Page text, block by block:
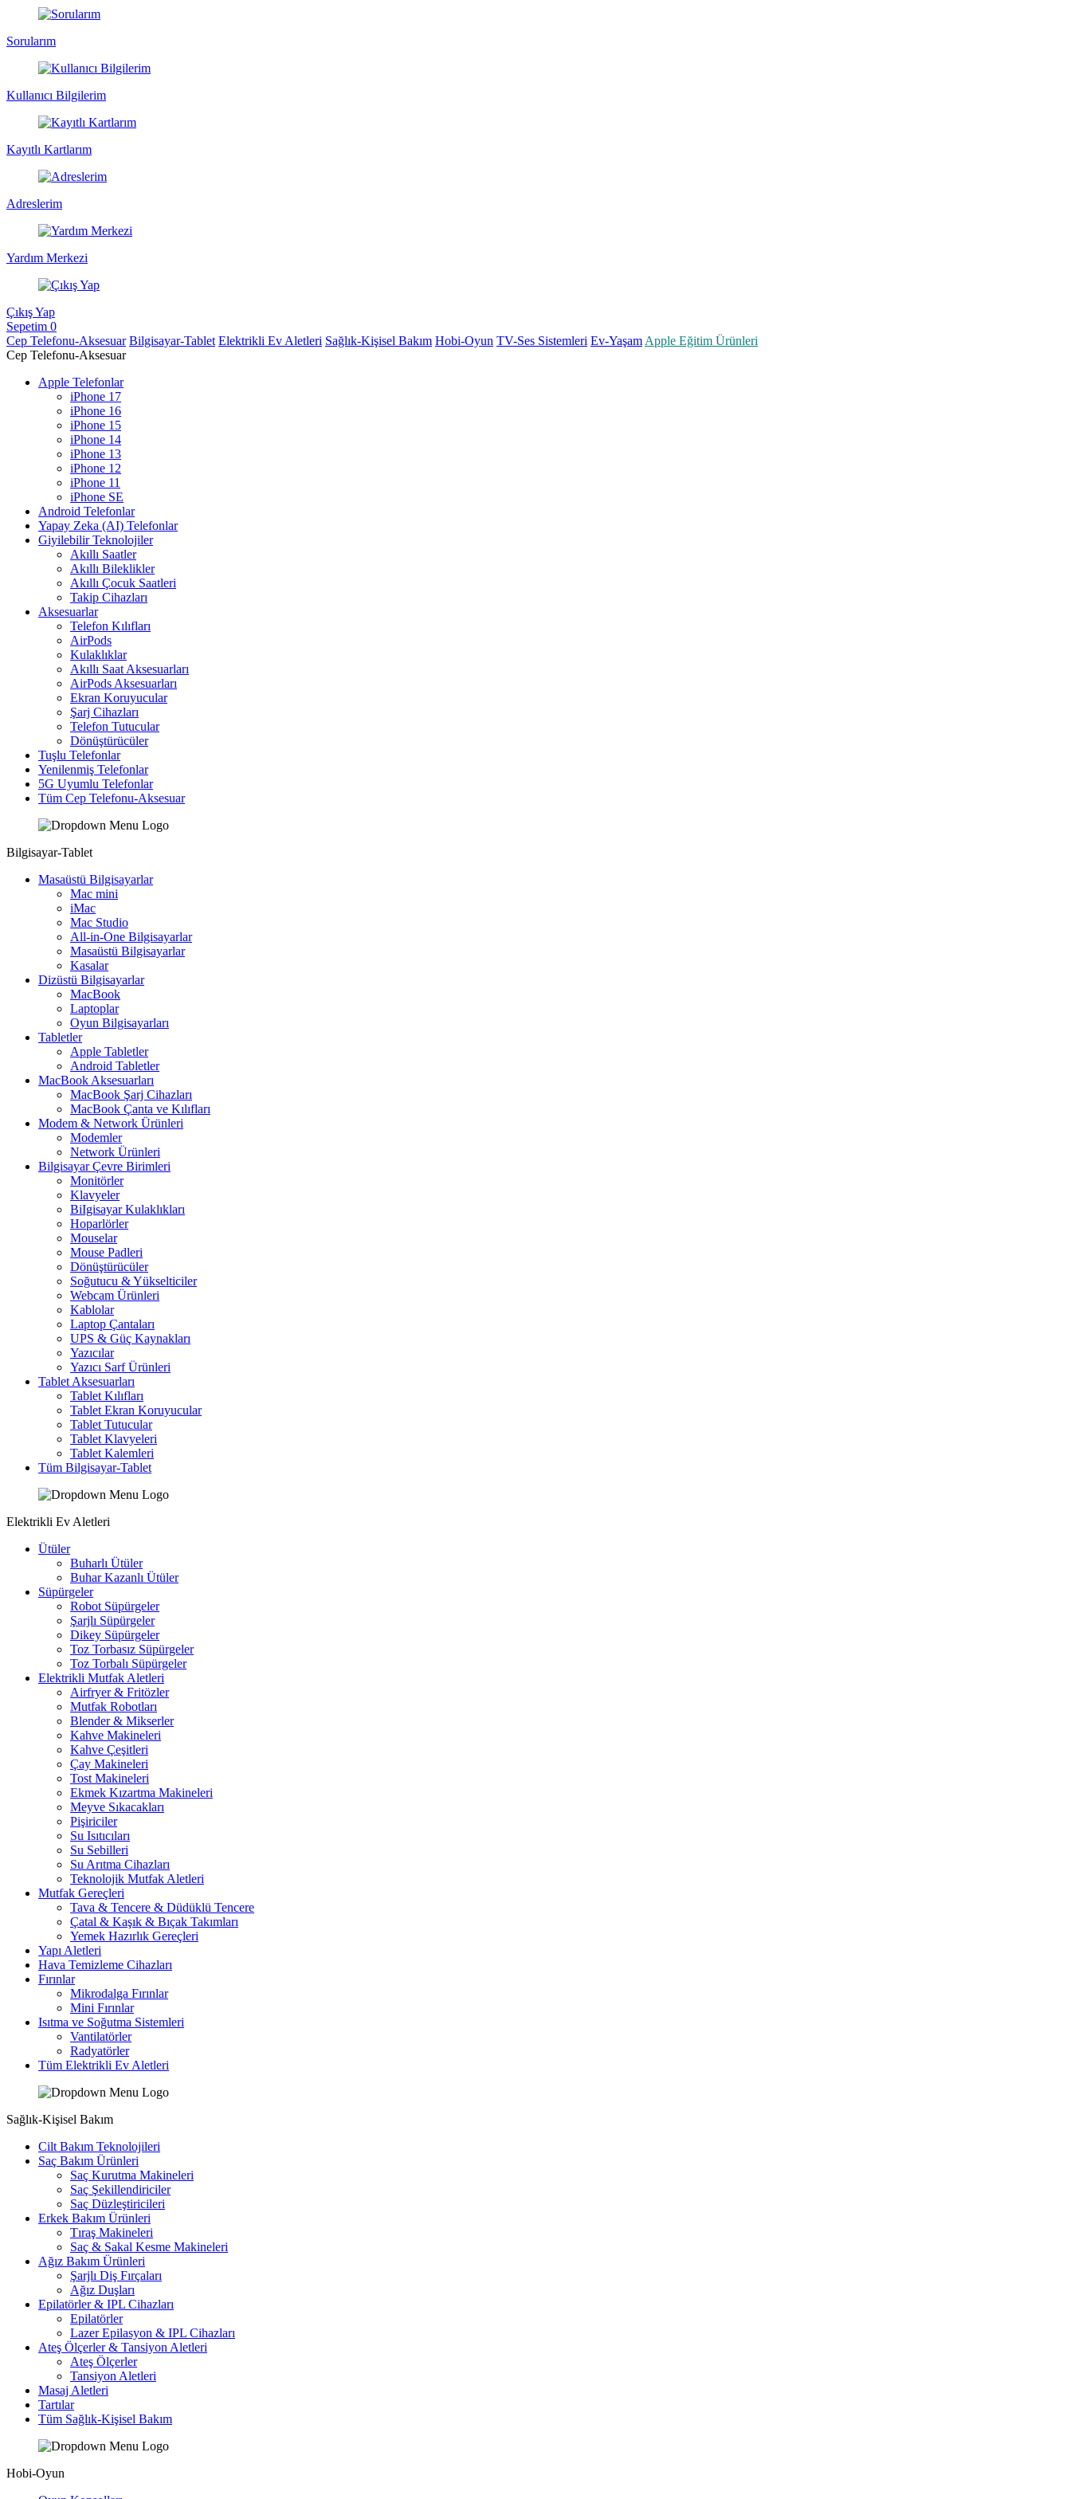
Sorularım
Kullanıcı Bilgilerim
Kayıtlı Kartlarım
Adreslerim
Yardım Merkezi
Çıkış Yap
Sepetim 0
Cep Telefonu-Aksesuar Bilgisayar-Tablet Elektrikli Ev Aletleri Sağlık-Kişisel Bakım Hobi-Oyun TV-Ses Sistemleri Ev-Yaşam Apple Eğitim Ürünleri
Cep Telefonu-Aksesuar
Apple Telefonlar
iPhone 17
iPhone 16
iPhone 15
iPhone 14
iPhone 13
iPhone 12
iPhone 11
iPhone SE
Android Telefonlar
Yapay Zeka (AI) Telefonlar
Giyilebilir Teknolojiler
Akıllı Saatler
Akıllı Bileklikler
Akıllı Çocuk Saatleri
Takip Cihazları
Aksesuarlar
Telefon Kılıfları
AirPods
Kulaklıklar
Akıllı Saat Aksesuarları
AirPods Aksesuarları
Ekran Koruyucular
Şarj Cihazları
Telefon Tutucular
Dönüştürücüler
Tuşlu Telefonlar
Yenilenmiş Telefonlar
5G Uyumlu Telefonlar
Tüm Cep Telefonu-Aksesuar
Bilgisayar-Tablet
Masaüstü Bilgisayarlar
Mac mini
iMac
Mac Studio
All-in-One Bilgisayarlar
Masaüstü Bilgisayarlar
Kasalar
Dizüstü Bilgisayarlar
MacBook
Laptoplar
Oyun Bilgisayarları
Tabletler
Apple Tabletler
Android Tabletler
MacBook Aksesuarları
MacBook Şarj Cihazları
MacBook Çanta ve Kılıfları
Modem & Network Ürünleri
Modemler
Network Ürünleri
Bilgisayar Çevre Birimleri
Monitörler
Klavyeler
BiIgisayar Kulaklıkları
Hoparlörler
Mouselar
Mouse Padleri
Dönüştürücüler
Soğutucu & Yükselticiler
Webcam Ürünleri
Kablolar
Laptop Çantaları
UPS & Güç Kaynakları
Yazıcılar
Yazıcı Sarf Ürünleri
Tablet Aksesuarları
Tablet Kılıfları
Tablet Ekran Koruyucular
Tablet Tutucular
Tablet Klavyeleri
Tablet Kalemleri
Tüm Bilgisayar-Tablet
Elektrikli Ev Aletleri
Ütüler
Buharlı Ütüler
Buhar Kazanlı Ütüler
Süpürgeler
Robot Süpürgeler
Şarjlı Süpürgeler
Dikey Süpürgeler
Toz Torbasız Süpürgeler
Toz Torbalı Süpürgeler
Elektrikli Mutfak Aletleri
Airfryer & Fritözler
Mutfak Robotları
Blender & Mikserler
Kahve Makineleri
Kahve Çeşitleri
Çay Makineleri
Tost Makineleri
Ekmek Kızartma Makineleri
Meyve Sıkacakları
Pişiriciler
Su Isıtıcıları
Su Sebilleri
Su Arıtma Cihazları
Teknolojik Mutfak Aletleri
Mutfak Gereçleri
Tava & Tencere & Düdüklü Tencere
Çatal & Kaşık & Bıçak Takımları
Yemek Hazırlık Gereçleri
Yapı Aletleri
Hava Temizleme Cihazları
Fırınlar
Mikrodalga Fırınlar
Mini Fırınlar
Isıtma ve Soğutma Sistemleri
Vantilatörler
Radyatörler
Tüm Elektrikli Ev Aletleri
Sağlık-Kişisel Bakım
Cilt Bakım Teknolojileri
Saç Bakım Ürünleri
Saç Kurutma Makineleri
Saç Şekillendiriciler
Saç Düzleştiricileri
Erkek Bakım Ürünleri
Tıraş Makineleri
Saç & Sakal Kesme Makineleri
Ağız Bakım Ürünleri
Şarjlı Diş Fırçaları
Ağız Duşları
Epilatörler & IPL Cihazları
Epilatörler
Lazer Epilasyon & IPL Cihazları
Ateş Ölçerler & Tansiyon Aletleri
Ateş Ölçerler
Tansiyon Aletleri
Masaj Aletleri
Tartılar
Tüm Sağlık-Kişisel Bakım
Hobi-Oyun